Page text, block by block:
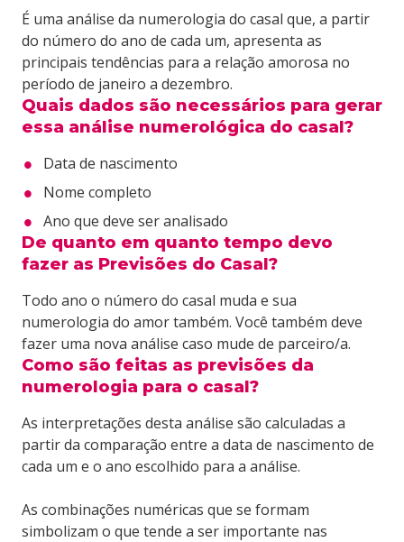
É uma análise da numerologia do casal que, a partir
do número do ano de cada um, apresenta as
principais tendências para a relação amorosa no
período de janeiro a dezembro.
Quais dados são necessários para gerar
essa análise numerológica do casal?
Data de nascimento
Nome completo
Ano que deve ser analisado
De quanto em quanto tempo devo
fazer as Previsões do Casal?
Todo ano o número do casal muda e sua
numerologia do amor também. Você também deve
fazer uma nova análise caso mude de parceiro/a.
Como são feitas as previsões da
numerologia para o casal?
As interpretações desta análise são calculadas a
partir da comparação entre a data de nascimento de
cada um e o ano escolhido para a análise.
As combinações numéricas que se formam
simbolizam o que tende a ser importante nas